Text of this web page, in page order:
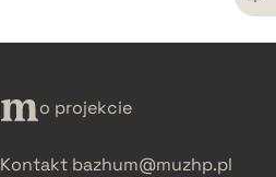
o projekcie
Kontakt bazhum@muzhp.pl